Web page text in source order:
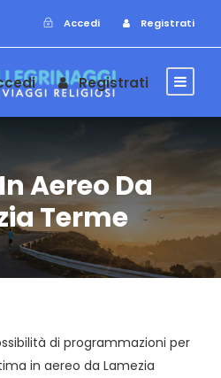
Accedi Registrati
Registrati
Aereo Da
Terme
di programmazioni per
in aereo da Lamezia